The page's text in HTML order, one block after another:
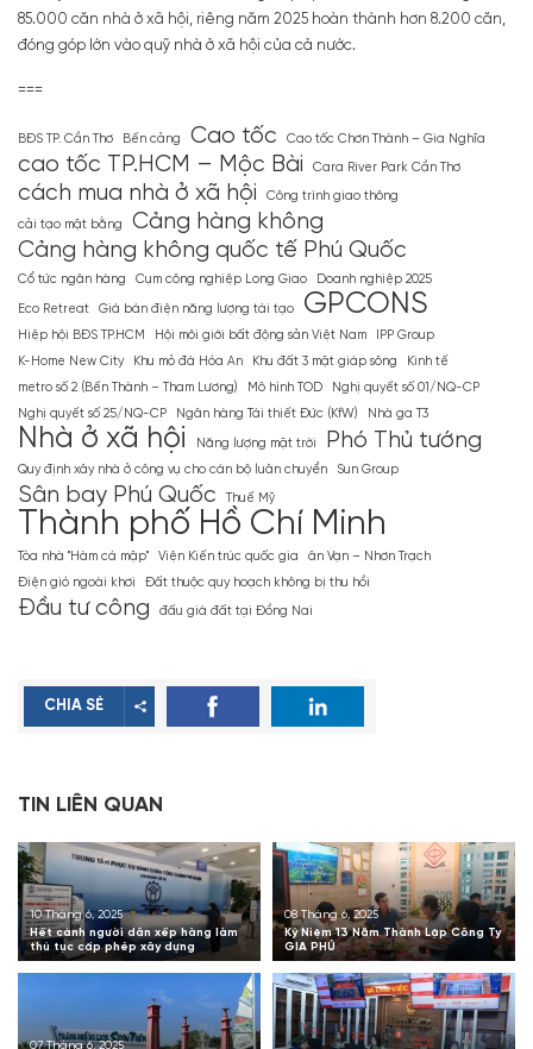
85.000 căn nhà ở xã hội, riêng năm 2025 hoàn thành hơn 8.200 căn,
đóng góp lớn vào quỹ nhà ở xã hội của cả nước.
===
BĐS TP. Cần Thơ Bến cảng Cao tốc Cao tốc Chơn Thành – Gia Nghĩa
cao tốc TP.HCM – Mộc Bài Cara River Park Cần Thơ
cách mua nhà ở xã hội Công trình giao thông
cải tạo mặt bằng
Cảng hàng không
Cảng hàng không quốc tế Phú Quốc
Cổ tức ngân hàng Cụm công nghiệp Long Giao Doanh nghiệp 2025
Eco Retreat Giá bán điện năng lượng tái tạo GPCONS
Hiệp hội BĐS TP.HCM Hội môi giới bất động sản Việt Nam IPP Group
K-Home New City Khu mỏ đá Hóa An Khu đất 3 mặt giáp sông Kinh tế
metro số 2 (Bến Thành – Tham Lương) Mô hình TOD Nghị quyết số 01/NQ-CP
Nghị quyết số 25/NQ-CP Ngân hàng Tái thiết Đức (KfW) Nhà ga T3
Nhà ở xã hội Năng lượng mặt trời Phó Thủ tướng
Quy định xây nhà ở công vụ cho cán bộ luân chuyển Sun Group
Sân bay Phú Quốc Thuế Mỹ
Thành phố Hồ Chí Minh
Tòa nhà ''Hàm cá mập'' Viện Kiến trúc quốc gia ân Vạn – Nhơn Trạch
Điện gió ngoài khơi Đất thuộc quy hoạch không bị thu hồi
Đầu tư công đấu giá đất tại Đồng Nai
CHIA SẺ
TIN LIÊN QUAN
10 Tháng 6, 2025
Hết cảnh người dân xếp hàng làm
thủ tục cấp phép xây dựng
08 Tháng 6, 2025
Kỷ Niệm 13 Năm Thành Lập Công Ty
GIA PHÚ
07 Tháng 6, 2025